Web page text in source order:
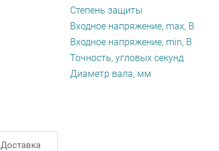
Степень защиты
Входное напряжение, max, В
Входное напряжение, min, В
Точность, угловых секунд
Диаметр вала, мм
Доставка